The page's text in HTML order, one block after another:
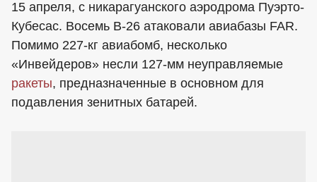
15 апреля, с никарагуанского аэродрома Пуэрто-
Кубесас. Восемь В-26 атаковали авиабазы FAR.
Помимо 227-кг авиабомб, несколько
«Инвейдеров» несли 127-мм неуправляемые
ракеты, предназначенные в основном для
подавления зенитных батарей.